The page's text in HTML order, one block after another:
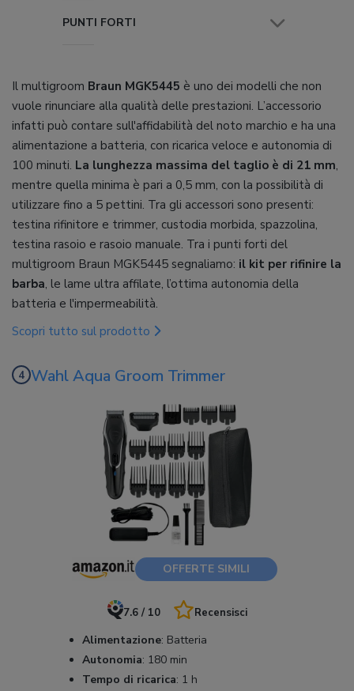
PUNTI FORTI
Il multigroom Braun MGK5445 è uno dei modelli che non
vuole rinunciare alla qualità delle prestazioni. L’accessorio
infatti può contare sull'affidabilità del noto marchio e ha una
alimentazione a batteria, con ricarica veloce e autonomia di
100 minuti. La lunghezza massima del taglio è di 21 mm,
mentre quella minima è pari a 0,5 mm, con la possibilità di
utilizzare fino a 5 pettini. Tra gli accessori sono presenti:
testina rifinitore e trimmer, custodia morbida, spazzolina,
testina rasoio e rasoio manuale. Tra i punti forti del
multigroom Braun MGK5445 segnaliamo: il kit per rifinire la
barba, le lame ultra affilate, l’ottima autonomia della
batteria e l'impermeabilità.
Scopri tutto sul prodotto
Wahl Aqua Groom Trimmer
OFFERTE SIMILI
7.6 / 10 Recensisci
Alimentazione: Batteria
Autonomia: 180 min
Tempo di ricarica: 1 h